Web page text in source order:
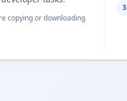
copying or downloading
3